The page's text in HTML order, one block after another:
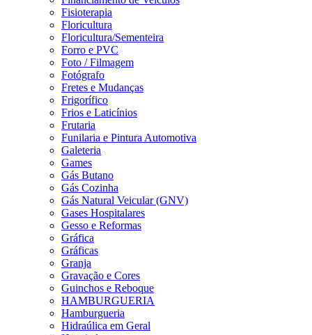
Fisioterapia
Floricultura
Floricultura/Sementeira
Forro e PVC
Foto / Filmagem
Fotógrafo
Fretes e Mudanças
Frigorífico
Frios e Laticínios
Frutaria
Funilaria e Pintura Automotiva
Galeteria
Games
Gás Butano
Gás Cozinha
Gás Natural Veicular (GNV)
Gases Hospitalares
Gesso e Reformas
Gráfica
Gráficas
Granja
Gravação e Cores
Guinchos e Reboque
HAMBURGUERIA
Hamburgueria
Hidraúlica em Geral